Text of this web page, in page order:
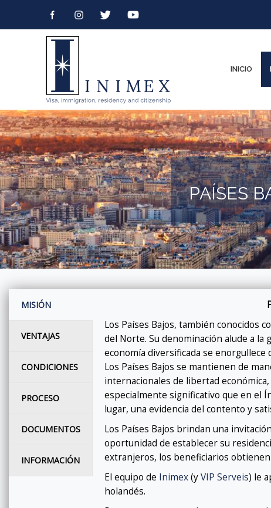
INICIO
PAÍSES
MISIÓN
VENTAJAS
CONDICIONES
PROCESO
DOCUMENTOS
INFORMACIÓN
Los Países Bajos, también conocidos
del Norte. Su denominación alude a
economía diversificada se
Los Países Bajos se mantienen de
internacionales de libertad
especialmente significativo que en el
lugar, una evidencia del contento y
Los Países Bajos brindan una
oportunidad de establecer su
extranjeros, los beneficiarios
El equipo de Inimex(yVIP Serveis) le
holandés.